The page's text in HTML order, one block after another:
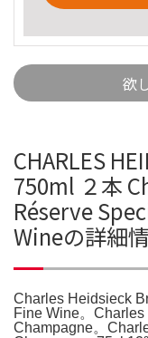
欲
CHARLES
750ml ２本
Réserve
Wineの詳細
Charles Heidsieck
Fine Wine。
Champagne。